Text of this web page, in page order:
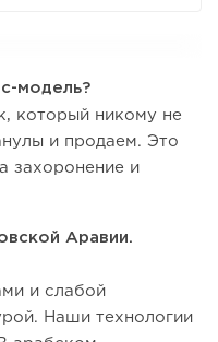
модель?
который никому не
и продаем. Это
захоронение и
Аравии.
и слабой
Наши технологии